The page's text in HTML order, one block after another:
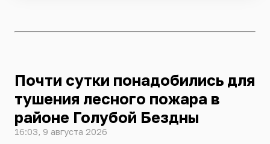
Почти сутки понадобились для
тушения лесного пожара в
районе Голубой Бездны
16:03, 9 августа 2026